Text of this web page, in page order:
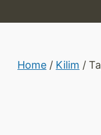
Home / Kilim /